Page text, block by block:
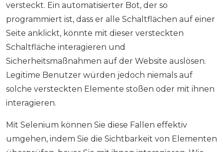
versteckt. Ein automatisierter Bot, der so
programmiert ist, dass er alle Schaltflächen auf einer
Seite anklickt, könnte mit dieser versteckten
Schaltfläche interagieren und
Sicherheitsmaßnahmen auf der Website auslösen.
Legitime Benutzer würden jedoch niemals auf
solche versteckten Elemente stoßen oder mit ihnen
interagieren.
Mit Selenium können Sie diese Fallen effektiv
umgehen, indem Sie die Sichtbarkeit von Elementen